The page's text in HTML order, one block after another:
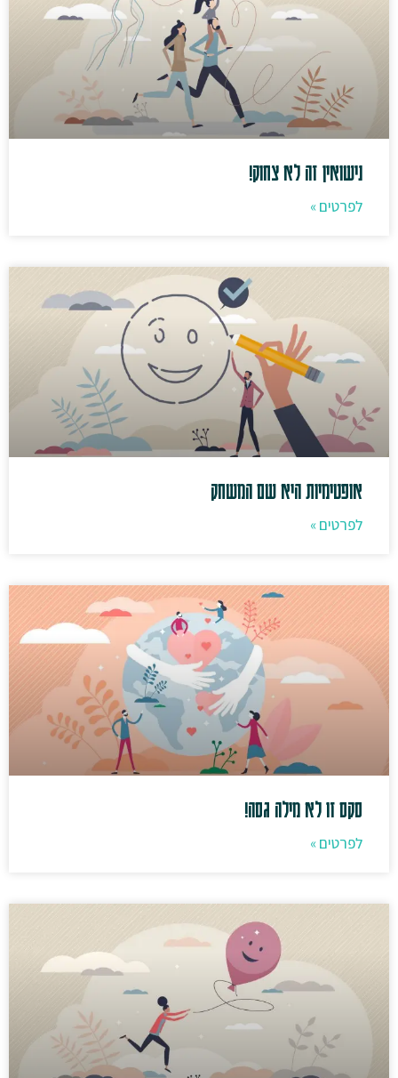
נישואין זה לא צחוק!
לפרטים »
אופטימיות היא שם המשחק
לפרטים »
סקס זו לא מילה גסה!
לפרטים »